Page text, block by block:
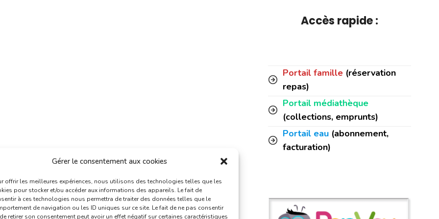
Gérer le consentement aux cookies
offrir les meilleures expériences, nous utilisons des technologies telles que les
pour stocker et/ou accéder aux informations des appareils. Le fait de
à ces technologies nous permettra de traiter des données telles que le
de navigation ou les ID uniques sur ce site. Le fait de ne pas consentir
retirer son consentement peut avoir un effet négatif sur certaines caractéristiques
Accès rapide :
Portail famille (réservation
repas)
Portail médiathèque
(collections, emprunts)
Portail eau (abonnement,
facturation)